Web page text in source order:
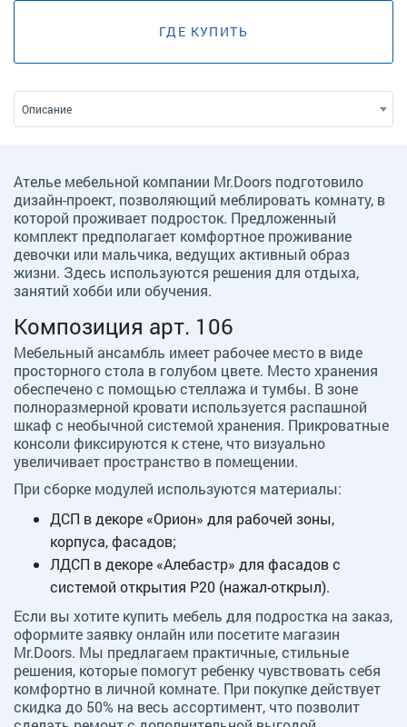
ГДЕ КУПИТЬ
Описание
Ателье мебельной компании Mr.Doors подготовило
дизайн-проект, позволяющий меблировать комнату, в
которой проживает подросток. Предложенный
комплект предполагает комфортное проживание
девочки или мальчика, ведущих активный образ
жизни. Здесь используются решения для отдыха,
занятий хобби или обучения.
Композиция арт. 106
Мебельный ансамбль имеет рабочее место в виде
просторного стола в голубом цвете. Место хранения
обеспечено с помощью стеллажа и тумбы. В зоне
полноразмерной кровати используется распашной
шкаф с необычной системой хранения. Прикроватные
консоли фиксируются к стене, что визуально
увеличивает пространство в помещении.
При сборке модулей используются материалы:
ДСП в декоре «Орион» для рабочей зоны,
корпуса, фасадов;
ЛДСП в декоре «Алебастр» для фасадов с
системой открытия Р20 (нажал-открыл).
Если вы хотите купить мебель для подростка на заказ,
оформите заявку онлайн или посетите магазин
Mr.Doors. Мы предлагаем практичные, стильные
решения, которые помогут ребенку чувствовать себя
комфортно в личной комнате. При покупке действует
скидка до 50% на весь ассортимент, что позволит